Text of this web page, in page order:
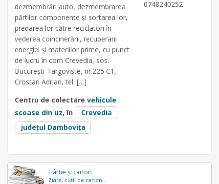
Hârtie și carton
Ziare, cutii de carton...
dezmembrări auto, dezmembrarea
părtilor componente și sortarea lor,
predarea lor către reciclatori în
vederea coincinerării, recuperarii
energiei și materiilor prime, cu punct
de lucru în com Crevedia, sos.
București-Targoviste, nr.225 C1,
Crostari Adrian, tel. […]
Centru de colectare vehicule
scoase din uz, în
Crevedia
județul Dambovița
0748240252